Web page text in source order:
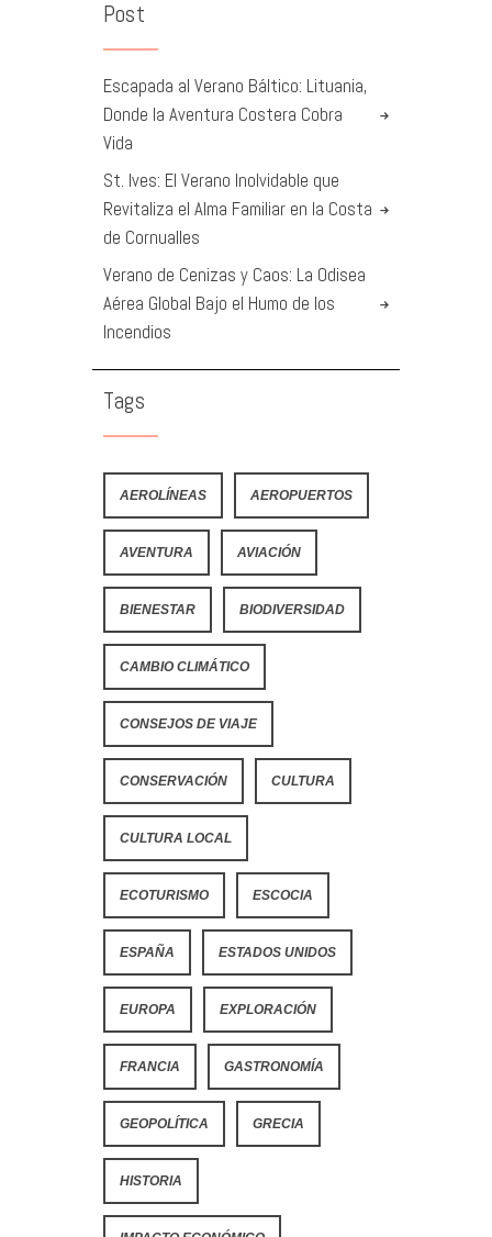
Post
Escapada al Verano Báltico: Lituania,
Donde la Aventura Costera Cobra
Vida
St. Ives: El Verano Inolvidable que
Revitaliza el Alma Familiar en la Costa
de Cornualles
Verano de Cenizas y Caos: La Odisea
Aérea Global Bajo el Humo de los
Incendios
Tags
AEROLÍNEAS AEROPUERTOS
AVENTURA AVIACIÓN
BIENESTAR BIODIVERSIDAD
CAMBIO CLIMÁTICO
CONSEJOS DE VIAJE
CONSERVACIÓN CULTURA
CULTURA LOCAL
ECOTURISMO ESCOCIA
ESPAÑA ESTADOS UNIDOS
EUROPA EXPLORACIÓN
FRANCIA GASTRONOMÍA
GEOPOLÍTICA GRECIA
HISTORIA